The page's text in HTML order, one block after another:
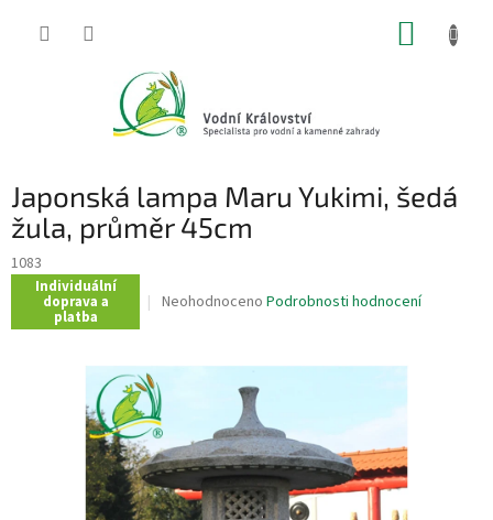
Japonská lampa Maru Yukimi, šedá
žula, průměr 45cm
1083
Individuální
doprava a
platba
Průměrné
je
z
5
hvězdiček.
Neohodnoceno Podrobnosti hodnocení